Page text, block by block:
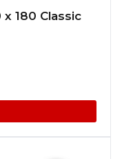
180 Classic